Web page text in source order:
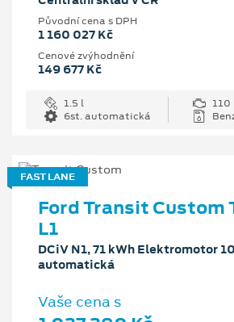
Původní cena s DPH
1 160 027 Kč
Cenové zvýhodnění
149 677 Kč
1.5 l
110
6st. automatická
FAST LANE
Ford Transit Custom
L1
DCiV N1, 71 kWh Elektromotor
automatická
Vaše cena s